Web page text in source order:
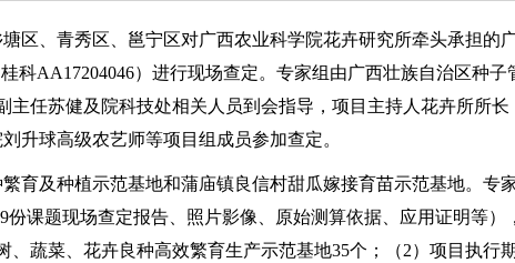
、青秀区、邕宁区对广西农业科学院花卉研究所牵头承担的
科AA17204046）进行现场查定。专家组由广西壮族自治区种子
任苏健及院科技处相关人员到会指导，项目主持人花卉所所
升球高级农艺师等项目组成员参加查定。
及种植示范基地和蒲庙镇良信村甜瓜嫁接育苗示范基地。专
份课题现场查定报告、照片影像、原始测算依据、应用证明等
蔬菜、花卉良种高效繁育生产示范基地35个；（2）项目执行